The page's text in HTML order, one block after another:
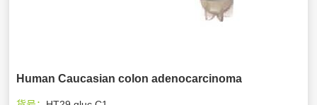
Human Caucasian colon adenocarcinoma